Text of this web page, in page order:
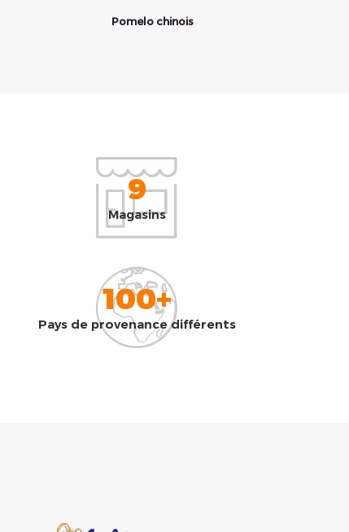
Pomelo chinois
9
Magasins
100+
Pays de provenance différents